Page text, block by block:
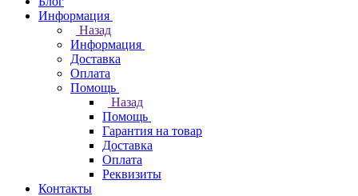
Информация
Назад
Информация
Доставка
Оплата
Помощь
Назад
Помощь
Гарантия на товар
Доставка
Оплата
Реквизиты
Контакты